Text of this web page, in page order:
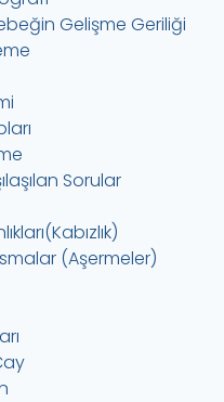
Gelişme Geriliği
Sorular
(Aşermeler)